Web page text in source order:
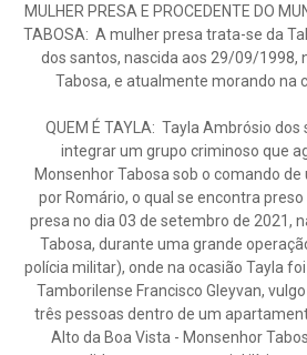
MULHER PRESA E PROCEDENTE DO
TABOSA: A mulher presa trata-se da
dos santos, nascida aos 29/09/1998,
Tabosa, e atualmente morando na
QUEM É TAYLA: Tayla Ambrósio
integrar um grupo criminoso que
Monsenhor Tabosa sob o comando
por Romário, o qual se encontra
presa no dia 03 de setembro de 2021,
Tabosa, durante uma grande
polícia militar), onde na ocasião Tayla
Tamborilense Francisco Gleyvan,
três pessoas dentro de um
Alto da Boa Vista - Monsenhor